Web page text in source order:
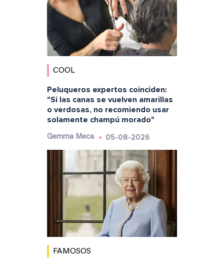
COOL
Peluqueros expertos coinciden:
"Si las canas se vuelven amarillas
o verdosas, no recomiendo usar
solamente champú morado"
Gemma Meca 05-08-2026
FAMOSOS